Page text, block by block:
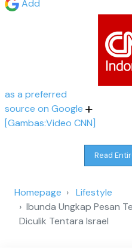
Add
as a preferred
source on Google
[Gambas:Video CNN]
Read
Homepage
Lifestyle
Ibunda Ungkap Pesan
Diculik Tentara Israel